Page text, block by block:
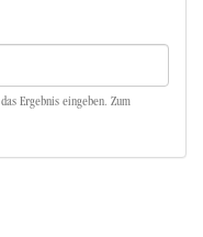
Ergebnis eingeben. Zum